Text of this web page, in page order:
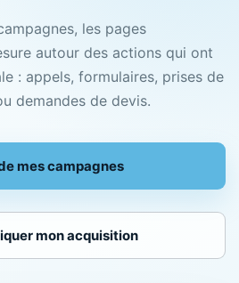
les pages
autour des actions qui ont
: appels, formulaires, prises de
demandes de devis.
mes campagnes
mon acquisition